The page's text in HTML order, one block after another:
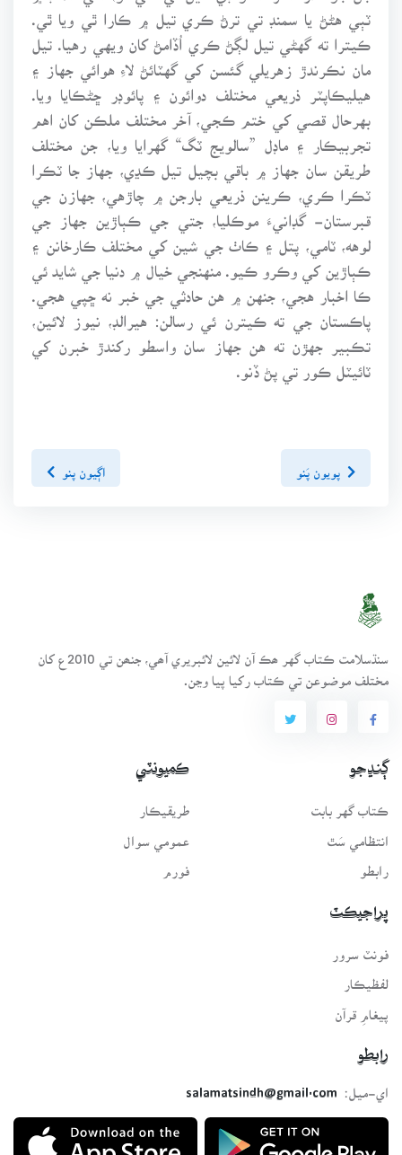
ٽٻي هڻڻ يا سمنڊ تي ترڻ ڪري تيل ۾ ڪارا ٿي ويا ٿي.
ڪيترا ته گهڻي تيل لڳڻ ڪري اُڏامڻ کان ويهي رهيا. تيل
مان نڪرندڙ زهريلي گئسن کي گهٽائڻ لاءِ هوائي جهاز ۽
هيليڪاپٽر ذريعي مختلف دوائون ۽ پائوڊر ڇڻڪايا ويا.
بهرحال قصي کي ختم ڪجي، آخر مختلف ملڪن کان اهم
تجربيڪار ۽ ماڊل ”سالويج ٽگ“ گهرايا ويا، جن مختلف
طريقن سان جهاز ۾ باقي بچيل تيل ڪڍي، جهاز جا ٽڪرا
ٽڪرا ڪري، ڪرينن ذريعي بارجن ۾ چاڙهي، جهازن جي
قبرستان- گڊانيءَ موڪليا، جتي جي ڪٻاڙين جهاز جي
لوهه، ٽامي، پتل ۽ ڪاٺ جي شين کي مختلف ڪارخانن ۽
ڪٻاڙين کي وڪرو ڪيو. منهنجي خيال ۾ دنيا جي شايد ئي
ڪا اخبار هجي، جنهن ۾ هن حادثي جي خبر نه ڇپي هجي.
پاڪستان جي ته ڪيترن ئي رسالن: هيرالڊ، نيوز لائين،
تڪبير جهڙن ته هن جهاز سان واسطو رکندڙ خبرن کي
ٽائيٽل ڪور تي پڻ ڏنو.
پويون پَنو اڳيون پنو
سنڌسلامت ڪتاب گهر ھڪ آن لائين لائبريري آھي، جنھن تي 2010ع کان
مختلف موضوعن تي ڪتاب رکيا پيا وڃن.
ڳنڍجو
ڪتاب گهر بابت
انتظامي سَٿ
رابطو
ڪميونٽي
طريقيڪار
عمومي سوال
فورم
پراجيڪٽ
لفظيڪار
پيغامِ قرآن
رابطو
اي-ميل:
salamatsindh@gmail.com